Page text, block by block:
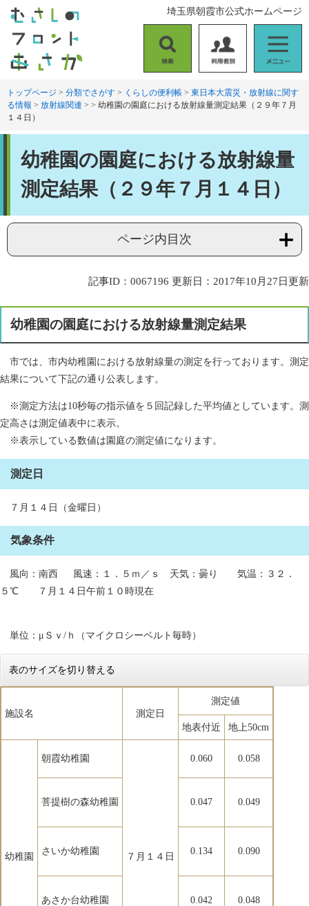
す
。
し
て
索
用
者
別
ニ
ュ
ー
埼玉県朝霞市公式ホームページ
トップページ > 分類でさがす > くらしの便利帳 > 東日本大震災・放射線に関す
る情報 > 放射線関連 > > 幼稚園の園庭における放射線量測定結果（２９年７月
１４日）
幼稚園の園庭における放射線量
測定結果（２９年７月１４日）
ページ内目次
記事ID：0067196 更新日：2017年10月27日更新
幼稚園の園庭における放射線量測定結果
市では、市内幼稚園における放射線量の測定を行っております。測定
結果について下記の通り公表します。
※測定方法は10秒毎の指示値を５回記録した平均値としています。測
定高さは測定値表中に表示。
※表示している数値は園庭の測定値になります。
測定日
７月１４日（金曜日）
気象条件
風向：南西 風速：１．５ｍ／ｓ 天気：曇り 気温：３２．
５℃ ７月１４日午前１０時現在
単位：μＳｖ/ｈ（マイクロシーベルト毎時）
表のサイズを切り替える
施設名 測定日
測定値
地表付近 地上50cm
幼稚園
朝霞幼稚園
７月１４日
0.060 0.058
菩提樹の森幼稚園 0.047 0.049
さいか幼稚園 0.134 0.090
あさか台幼稚園 0.042 0.048